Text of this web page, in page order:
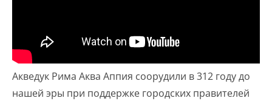
Акведук Рима Аква Аппия соорудили в 312 году до
нашей эры при поддержке городских правителей